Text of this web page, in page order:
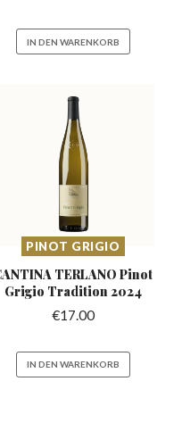
IN DEN WARENKORB
PINOT GRIGIO
TERLANO Pinot
Grigio Tradition 2024
€17.00
IN DEN WARENKORB